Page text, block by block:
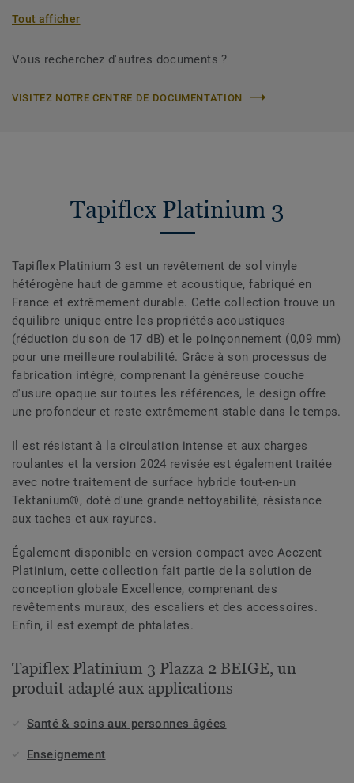
Tout afficher
Vous recherchez d'autres documents ?
VISITEZ NOTRE CENTRE DE DOCUMENTATION
Tapiflex Platinium 3
Tapiflex Platinium 3 est un revêtement de sol vinyle
hétérogène haut de gamme et acoustique, fabriqué en
France et extrêmement durable. Cette collection trouve un
équilibre unique entre les propriétés acoustiques
(réduction du son de 17 dB) et le poinçonnement (0,09 mm)
pour une meilleure roulabilité. Grâce à son processus de
fabrication intégré, comprenant la généreuse couche
d'usure opaque sur toutes les références, le design offre
une profondeur et reste extrêmement stable dans le temps.
Il est résistant à la circulation intense et aux charges
roulantes et la version 2024 revisée est également traitée
avec notre traitement de surface hybride tout-en-un
Tektanium®, doté d'une grande nettoyabilité, résistance
aux taches et aux rayures.
Également disponible en version compact avec Acczent
Platinium, cette collection fait partie de la solution de
conception globale Excellence, comprenant des
revêtements muraux, des escaliers et des accessoires.
Enfin, il est exempt de phtalates.
Tapiflex Platinium 3 Plazza 2 BEIGE, un
produit adapté aux applications
Santé & soins aux personnes âgées
Enseignement